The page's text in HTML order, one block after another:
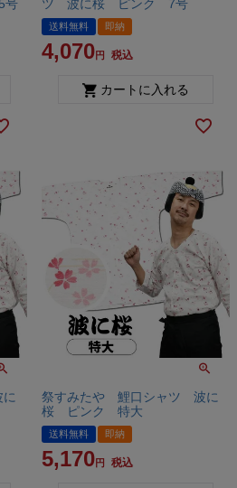
号 ツ 波に桜 ピンク 7号
送料無料 即納
4,070 税込
カートに入れる
祭すみたや 鯉口シャツ 波に
桜 ピンク 特大
送料無料 即納
5,170 税込